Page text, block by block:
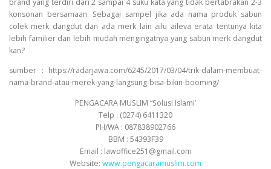
brand yang terdiri dari 2 sampai 4 suku kata yang tidak bertabrakan 2-3
konsonan bersamaan. Sebagai sampel jika ada nama produk sabun
colek merk dangdut dan ada merk lain ailu aileva erata tentunya kita
lebih familier dan lebih mudah mengingatnya yang sabun merk dangdut
kan?
sumber : https://radarjawa.com/6245/2017/03/04/trik-dalam-membuat-
nama-brand-atau-merek-yang-langsung-bisa-bikin-booming/
PENGACARA MUSLIM “Solusi Islami’
Telp : (0274) 6411320
PH/WA : 087838902766
BBM : 54393F39
Email : lawoffice251@gmail.com
Website: www.pengacaramuslim.com